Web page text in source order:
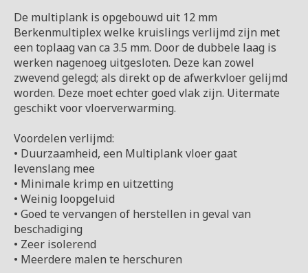
De multiplank is opgebouwd uit 12 mm
Berkenmultiplex welke kruislings verlijmd zijn met
een toplaag van ca 3.5 mm. Door de dubbele laag is
werken nagenoeg uitgesloten. Deze kan zowel
zwevend gelegd; als direkt op de afwerkvloer gelijmd
worden. Deze moet echter goed vlak zijn. Uitermate
geschikt voor vloerverwarming.
Voordelen verlijmd:
• Duurzaamheid, een Multiplank vloer gaat
levenslang mee
• Minimale krimp en uitzetting
• Weinig loopgeluid
• Goed te vervangen of herstellen in geval van
beschadiging
• Zeer isolerend
• Meerdere malen te herschuren